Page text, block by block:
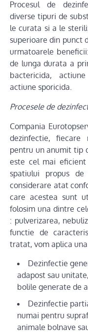
Procesul de
diverse tipuri de
le curata si a le
superioare din punct
urmatoarele
de lunga durata a
bactericida,
actiune sporicida.
Procesele de
Compania
dezinfectie, fiecare
pentru un anumit tip
este cel mai
spatiului propus
considerare atat
care acestea sunt
folosim una dintre
: pulverizarea,
functie de
tratat, vom aplica
Dezinfectie
adapost sau
bolile generate de
Dezinfectie
numai pentru
animale bolnave